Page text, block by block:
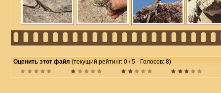
Оценить этот файл (текущий рейтинг: 0 / 5 - Голосов: 8)